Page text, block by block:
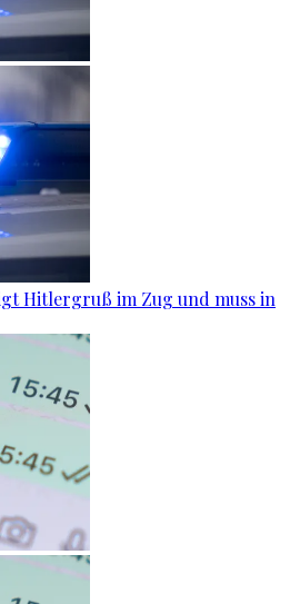
Hitlergruß im Zug und muss in